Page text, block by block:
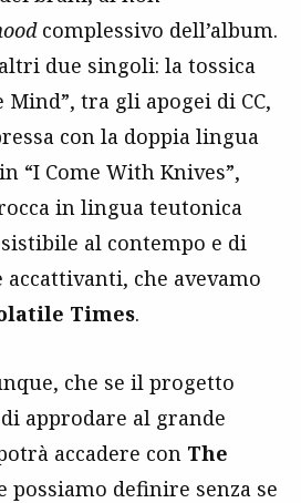
complessivo dell’album.
due singoli: la tossica
Mind”, tra gli apogei di CC,
con la doppia lingua
“I Come With Knives”,
in lingua teutonica
al contempo e di
che avevamo
Times.
che se il progetto
approdare al grande
accadere con The
possiamo definire senza se